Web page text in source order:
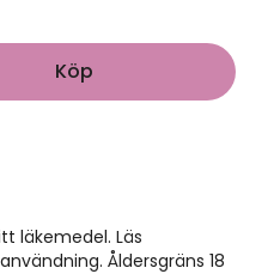
Köp
läkemedel. Läs
Åldersgräns 18